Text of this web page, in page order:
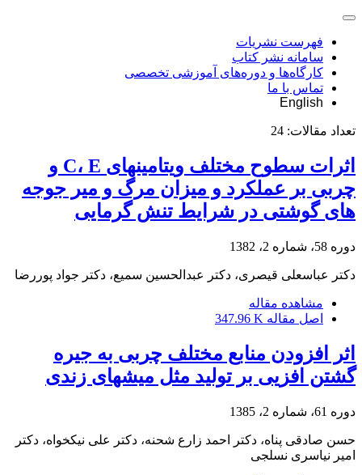
فهرست نشریات
سامانه نشر کتاب
کارگاه‌ها و دوره‌های آموزشی تخصصی
تماس با ما
English
تعداد مقالات: 24
اثرات سطوح مختلف ویتامینهای C، E و
چربی بر عملکرد و میزان مرگ و میر جوجه
های گوشتی در شرایط تنش گرمایی
دوره 58، شماره 2، 1382
دکتر عباسعلی قیصری، دکتر عبدالحسین سمیع، دکتر جواد پوررضا
مشاهده مقاله
اصل مقاله 347.96 K
اثر افزودن منابع مختلف چربی به جیره
گشتن افزیی بر تولید مثل میشهای زندی
دوره 61، شماره 2، 1385
حسن صادقی پناه، دکتر احمد زارع شحنه، دکتر علی نیکخواه، دکتر
امیر نیاسری نسلجی